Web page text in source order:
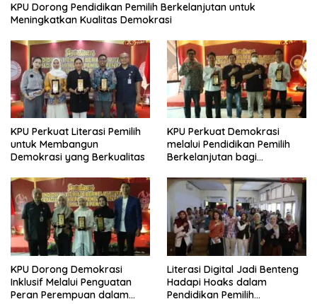
KPU Dorong Pendidikan Pemilih Berkelanjutan untuk
Meningkatkan Kualitas Demokrasi
KPU Perkuat Literasi Pemilih
untuk Membangun
Demokrasi yang Berkualitas
KPU Perkuat Demokrasi
melalui Pendidikan Pemilih
Berkelanjutan bagi
dan Pemula
KPU Dorong Demokrasi
Inklusif Melalui Penguatan
Peran Perempuan dalam
Literasi Digital Jadi Benteng
Hadapi Hoaks dalam
Pendidikan Pemilih